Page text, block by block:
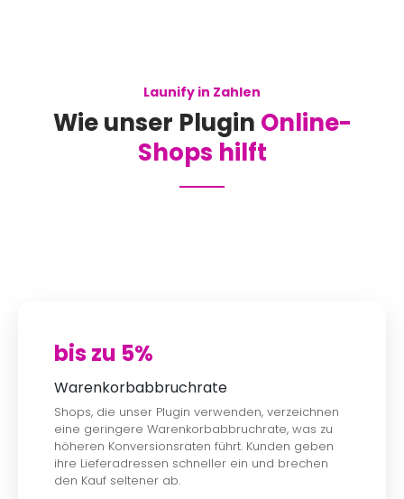
Launify in Zahlen
Wie unser Plugin Online-
Shops hilft
bis zu 5%
Warenkorbabbruchrate
Shops, die unser Plugin verwenden, verzeichnen
eine geringere Warenkorbabbruchrate, was zu
höheren Konversionsraten führt. Kunden geben
ihre Lieferadressen schneller ein und brechen
den Kauf seltener ab.